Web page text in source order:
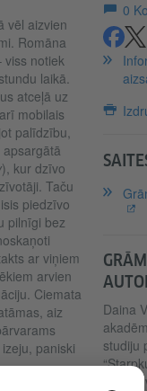
vēl aizvien
Romāna
notiek
laikā.
atceļā uz
mobilais
palīdzību,
), kur dzīvo
Taču
piedzīvo
pilnīgi bez
ar viņiem
arvien
Ciemata
aiz
paniski
0
ieteikt
Daina
studiju